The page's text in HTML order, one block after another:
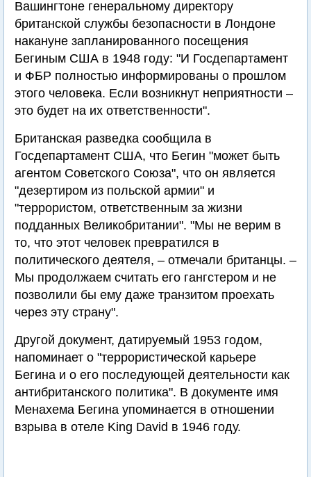
Вашингтоне генеральному директору
британской службы безопасности в Лондоне
накануне запланированного посещения
Бегиным США в 1948 году: "И Госдепартамент
и ФБР полностью информированы о прошлом
этого человека. Если возникнут неприятности –
это будет на их ответственности".
Британская разведка сообщила в
Госдепартамент США, что Бегин "может быть
агентом Советского Союза", что он является
"дезертиром из польской армии" и
"террористом, ответственным за жизни
подданных Великобритании". "Мы не верим в
то, что этот человек превратился в
политического деятеля, – отмечали британцы. –
Мы продолжаем считать его гангстером и не
позволили бы ему даже транзитом проехать
через эту страну".
Другой документ, датируемый 1953 годом,
напоминает о "террористической карьере
Бегина и о его последующей деятельности как
антибританского политика". В документе имя
Менахема Бегина упоминается в отношении
взрыва в отеле King David в 1946 году.